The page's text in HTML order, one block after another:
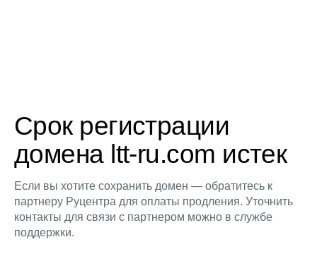
Срок регистрации
домена ltt-ru.com истек
Если вы хотите сохранить домен — обратитесь к
партнеру Руцентра для оплаты продления. Уточнить
контакты для связи с партнером можно в службе
поддержки.